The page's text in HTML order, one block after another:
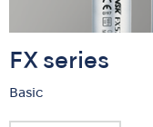
FX series
Basic